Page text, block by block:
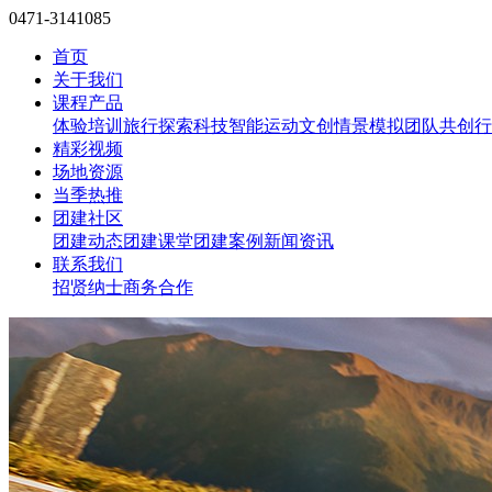
0471-3141085
首页
关于我们
课程产品
体验培训 旅行探索科技智能运动文创情景模拟团队共创
精彩视频
场地资源
当季热推
团建社区
团建动态团建课堂团建案例 新闻资讯
联系我们
招贤纳士商务合作